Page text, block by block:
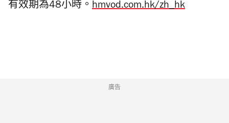
有效期為48小時。 hmvod.com.hk/zh_hk
廣告